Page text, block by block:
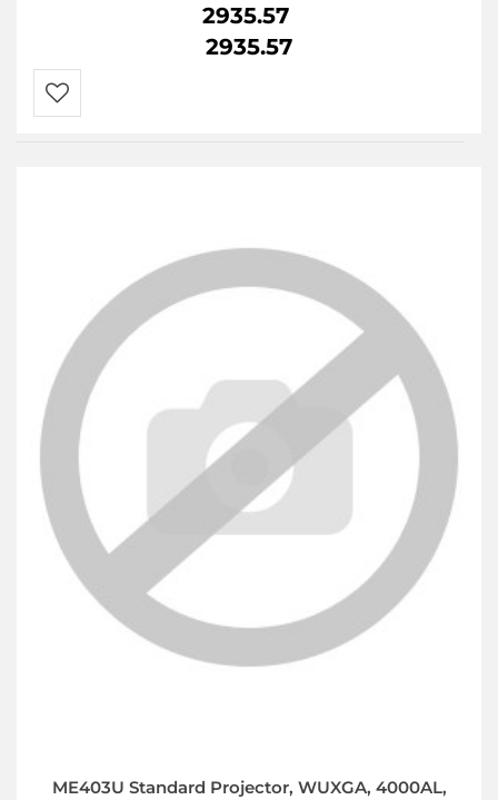
2935.57
2935.57
ME403U Standard Projector, WUXGA, 4000AL,